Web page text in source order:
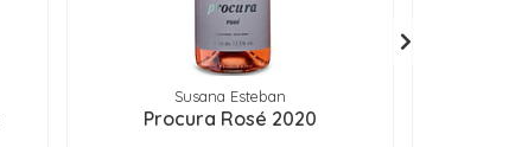
Susana Esteban
Procura Rosé 2020